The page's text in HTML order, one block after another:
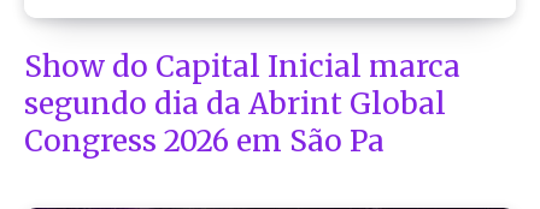
Show do Capital Inicial marca
segundo dia da Abrint Global
Congress 2026 em São Pa